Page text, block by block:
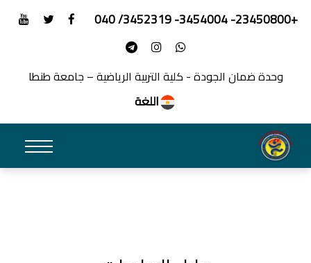
+23450800- 3454004- 3452319/ 040
وحدة ضمان الجودة - كلية التربية الرياضية – جامعة طنطا
اللغة